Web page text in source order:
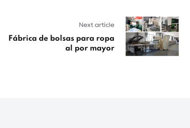
Next article
Fábrica de bolsas para ropa
al por mayor